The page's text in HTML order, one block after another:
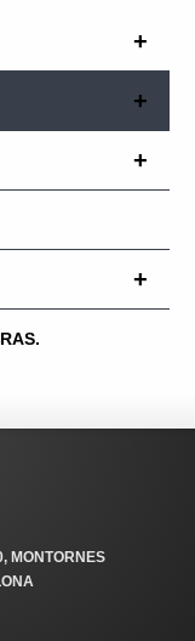
+
+
+
+
MONTORNES